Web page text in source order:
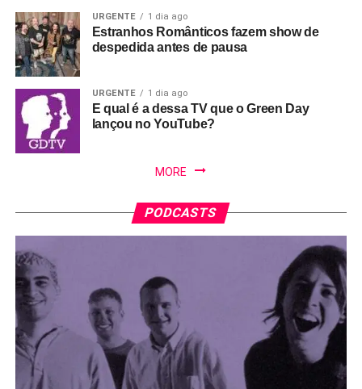
URGENTE 1 dia ago
Estranhos Românticos fazem show de
despedida antes de pausa
URGENTE 1 dia ago
E qual é a dessa TV que o Green Day
lançou no YouTube?
MORE
PODCASTS